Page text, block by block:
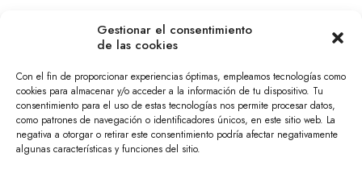
Gestionar el consentimiento
de las cookies
Con el fin de proporcionar experiencias óptimas, empleamos tecnologías como
cookies para almacenar y/o acceder a la información de tu dispositivo. Tu
consentimiento para el uso de estas tecnologías nos permite procesar datos,
como patrones de navegación o identificadores únicos, en este sitio web. La
negativa a otorgar o retirar este consentimiento podría afectar negativamente
algunas características y funciones del sitio.
CampusInmobiliario
Calle Tírig, 4, Benimaclet,
46020 València, España
610 04 24 29